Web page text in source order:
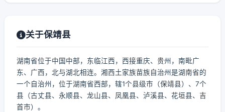
关于保靖县
湖南省位于中国中部，东临江西，西接重庆、贵州，南毗广
东、广西，北与湖北相连。湘西土家族苗族自治州是湖南省的
一个自治州，位于湖南省西部，辖1个县级市（保靖县）、7个
县（古丈县、永顺县、龙山县、凤凰县、泸溪县、花垣县、吉
首市）。